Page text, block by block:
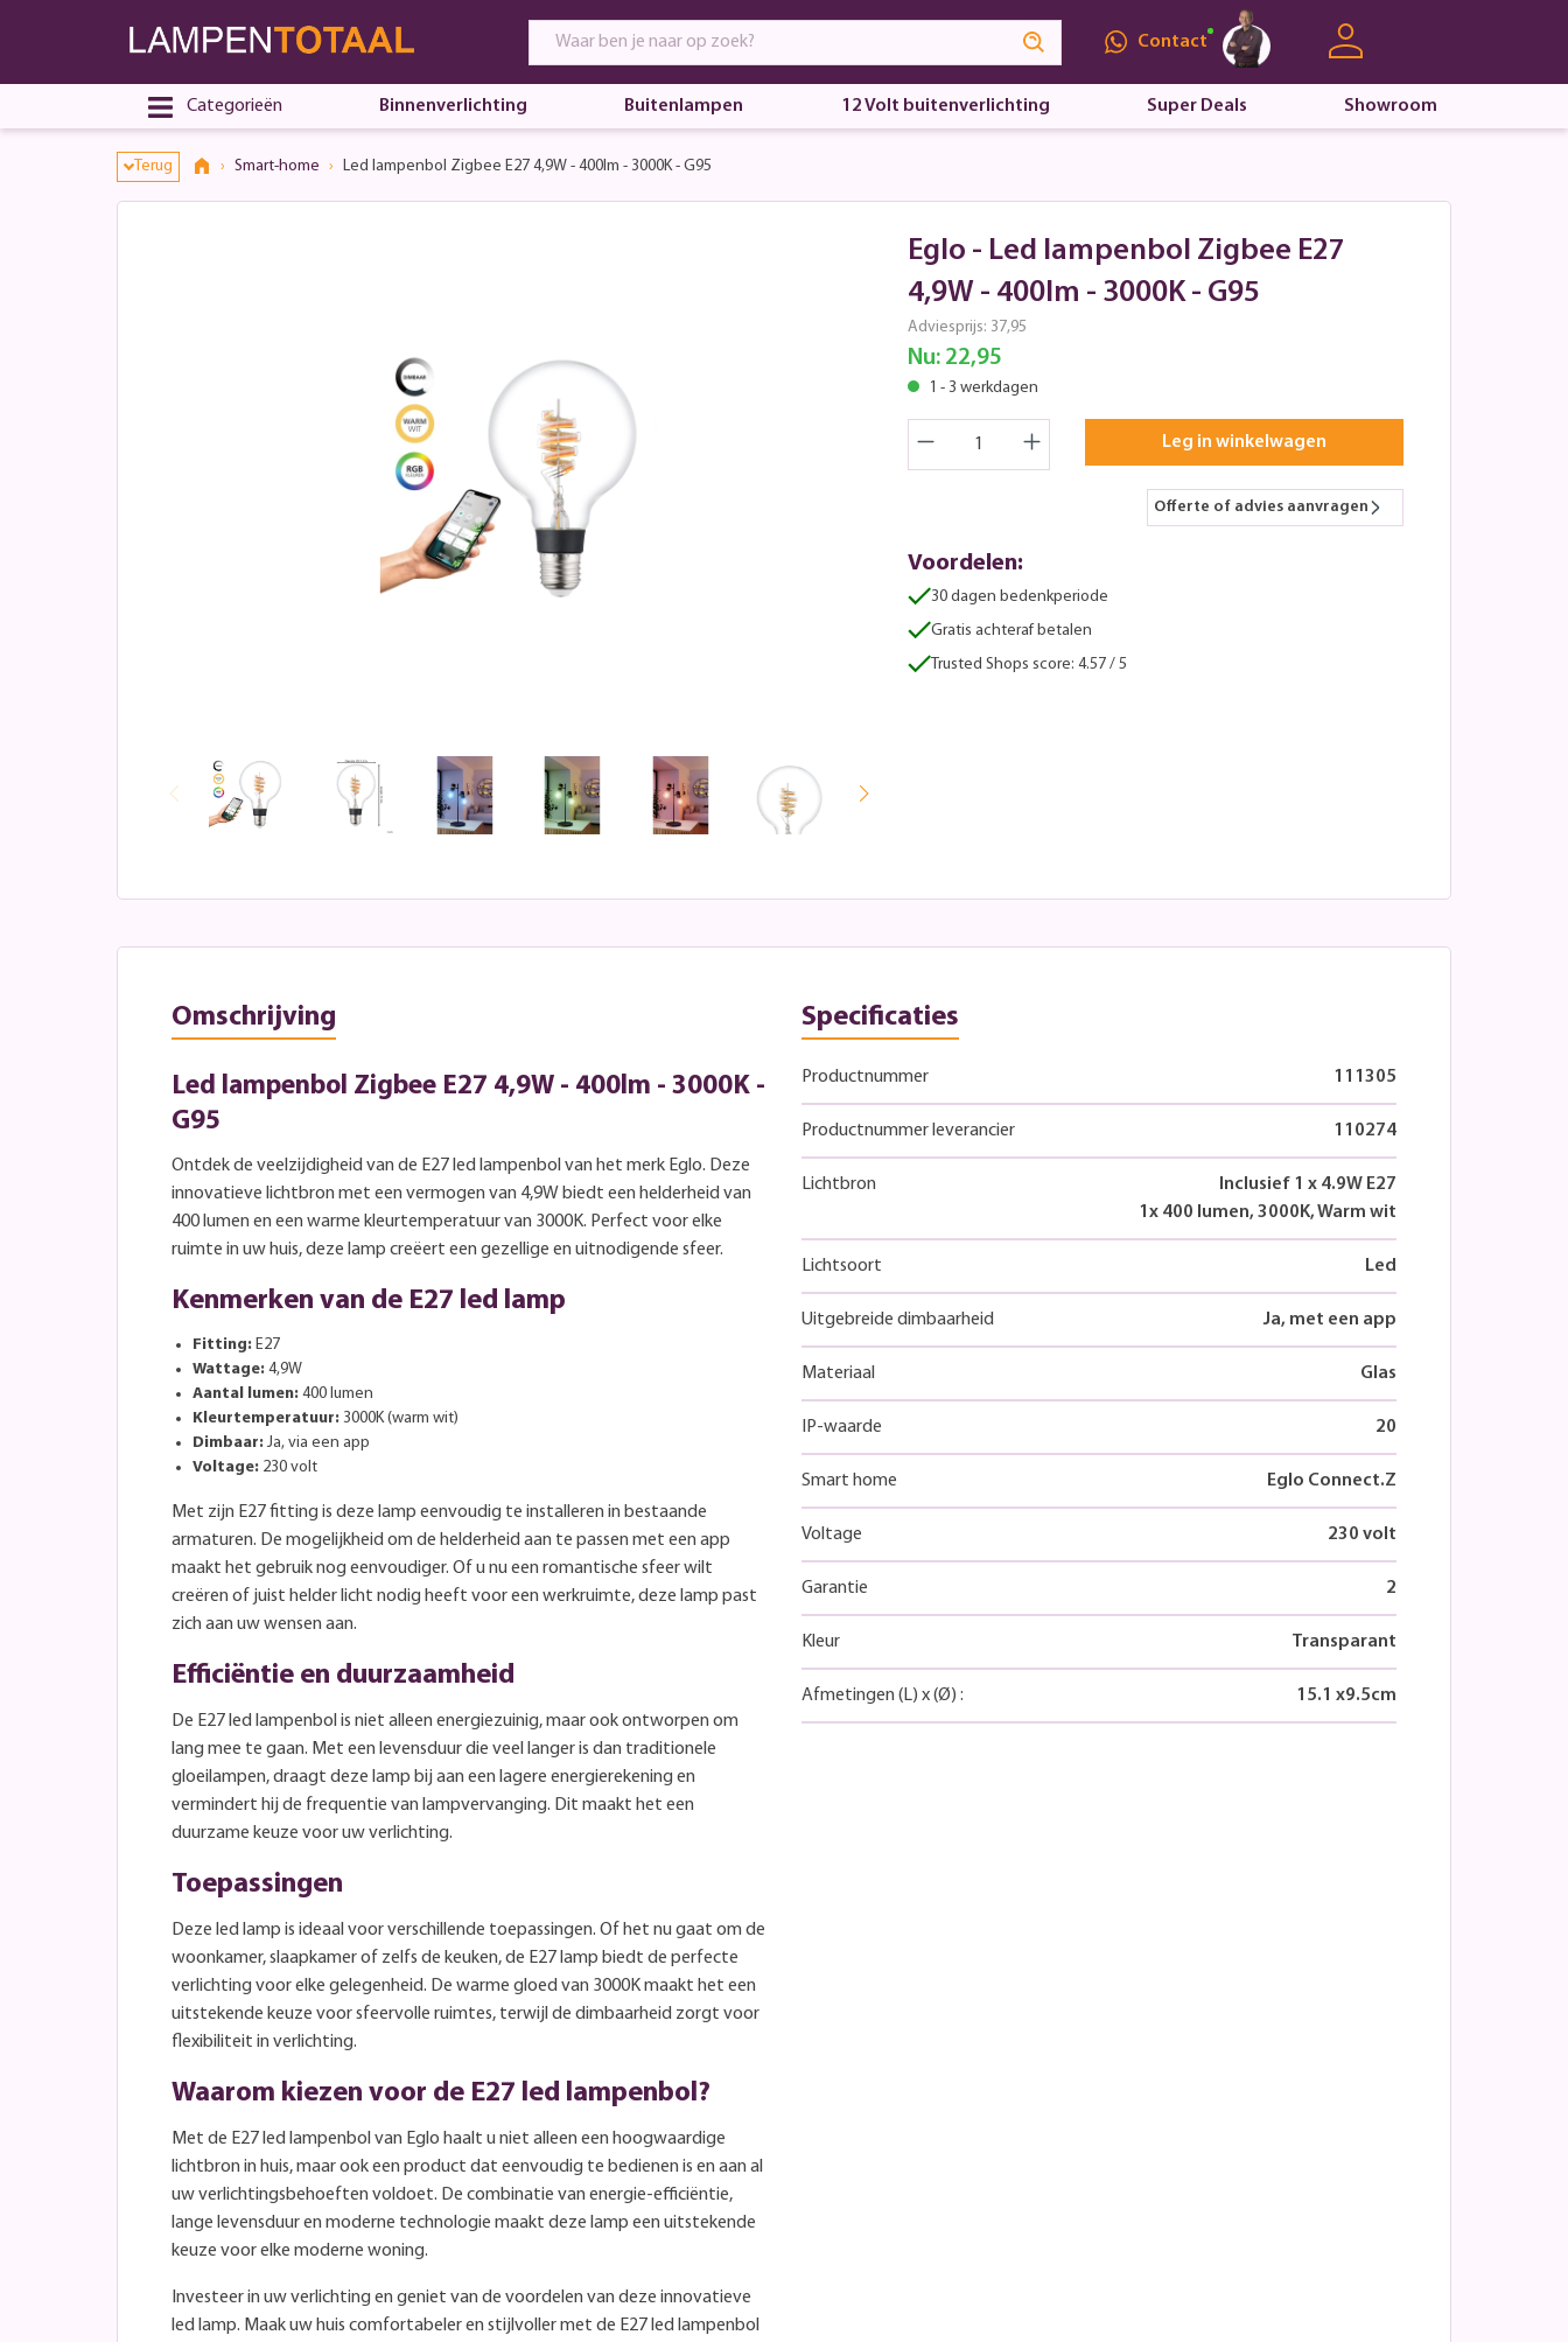
Contact
Categorieën Binnenverlichting Buitenlampen 12 Volt buitenverlichting Super Deals Showroom
Terug Smart-home Led lampenbol Zigbee E27 4,9W - 400lm - 3000K - G95
Eglo - Led lampenbol Zigbee E27
4,9W - 400lm - 3000K - G95
Adviesprijs: 37,95
Nu: 22,95
1 - 3 werkdagen
Leg in winkelwagen
Offerte of advies aanvragen
Voordelen:
30 dagen bedenkperiode
Gratis achteraf betalen
Trusted Shops score: 4.57 / 5
Omschrijving
Led lampenbol Zigbee E27 4,9W - 400lm - 3000K -
G95
Ontdek de veelzijdigheid van de E27 led lampenbol van het merk Eglo. Deze
innovatieve lichtbron met een vermogen van 4,9W biedt een helderheid van
400 lumen en een warme kleurtemperatuur van 3000K. Perfect voor elke
ruimte in uw huis, deze lamp creëert een gezellige en uitnodigende sfeer.
Kenmerken van de E27 led lamp
Fitting: E27
Wattage: 4,9W
Aantal lumen: 400 lumen
Kleurtemperatuur: 3000K (warm wit)
Dimbaar: Ja, via een app
Voltage: 230 volt
Met zijn E27 fitting is deze lamp eenvoudig te installeren in bestaande
armaturen. De mogelijkheid om de helderheid aan te passen met een app
maakt het gebruik nog eenvoudiger. Of u nu een romantische sfeer wilt
creëren of juist helder licht nodig heeft voor een werkruimte, deze lamp past
zich aan uw wensen aan.
Efficiëntie en duurzaamheid
De E27 led lampenbol is niet alleen energiezuinig, maar ook ontworpen om
lang mee te gaan. Met een levensduur die veel langer is dan traditionele
gloeilampen, draagt deze lamp bij aan een lagere energierekening en
vermindert hij de frequentie van lampvervanging. Dit maakt het een
duurzame keuze voor uw verlichting.
Toepassingen
Deze led lamp is ideaal voor verschillende toepassingen. Of het nu gaat om de
woonkamer, slaapkamer of zelfs de keuken, de E27 lamp biedt de perfecte
verlichting voor elke gelegenheid. De warme gloed van 3000K maakt het een
uitstekende keuze voor sfeervolle ruimtes, terwijl de dimbaarheid zorgt voor
flexibiliteit in verlichting.
Waarom kiezen voor de E27 led lampenbol?
Met de E27 led lampenbol van Eglo haalt u niet alleen een hoogwaardige
lichtbron in huis, maar ook een product dat eenvoudig te bedienen is en aan al
uw verlichtingsbehoeften voldoet. De combinatie van energie-efficiëntie,
lange levensduur en moderne technologie maakt deze lamp een uitstekende
keuze voor elke moderne woning.
Investeer in uw verlichting en geniet van de voordelen van deze innovatieve
led lamp. Maak uw huis comfortabeler en stijlvoller met de E27 led lampenbol
Specificaties
Productnummer 111305
Productnummer leverancier 110274
Lichtbron
Inclusief 1 x 4.9W E27
1x 400 lumen, 3000K, Warm wit
Lichtsoort Led
Uitgebreide dimbaarheid Ja, met een app
Materiaal Glas
IP-waarde 20
Smart home Eglo Connect.Z
Voltage 230 volt
Garantie 2
Kleur Transparant
Afmetingen (L) x(Ø) : 15.1 x9.5cm